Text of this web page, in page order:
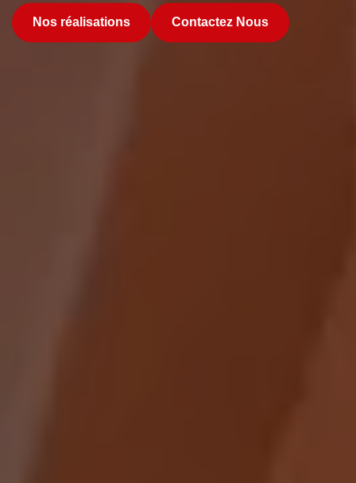
Nos réalisations Contactez Nous